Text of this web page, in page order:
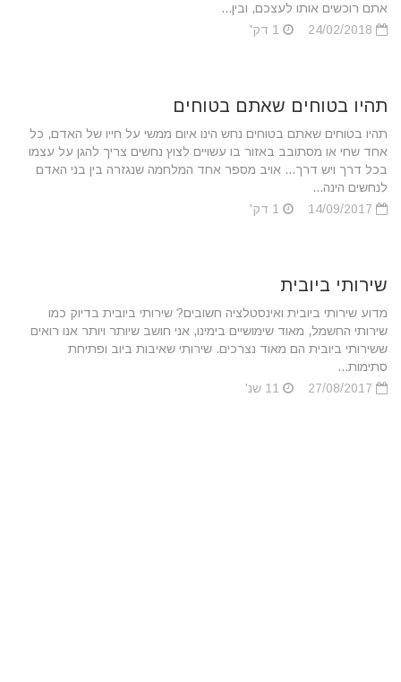
אתם רוכשים אותו לעצכם, ובין...
תהיו בטוחים שאתם בטוחים
תהיו בטוחים שאתם בטוחים נחש הינו איום ממשי על חייו של האדם, כל
אחד שחי או מסתובב באזור בו עשויים לצוץ נחשים צריך להגן על עצמו
בכל דרך ויש דרך... אויב מספר אחד המלחמה שנגזרה בין בני האדם
לנחשים הינה...
שירותי ביובית
מדוע שירותי ביובית ואינסטלציה חשובים? שירותי ביובית בדיוק כמו
שירותי החשמל, מאוד שימושיים בימינו, אני חושב שיותר ויותר אנו רואים
ששירותי ביובית הם מאוד נצרכים. שירותי שאיבות ביוב ופתיחת
סתימות...